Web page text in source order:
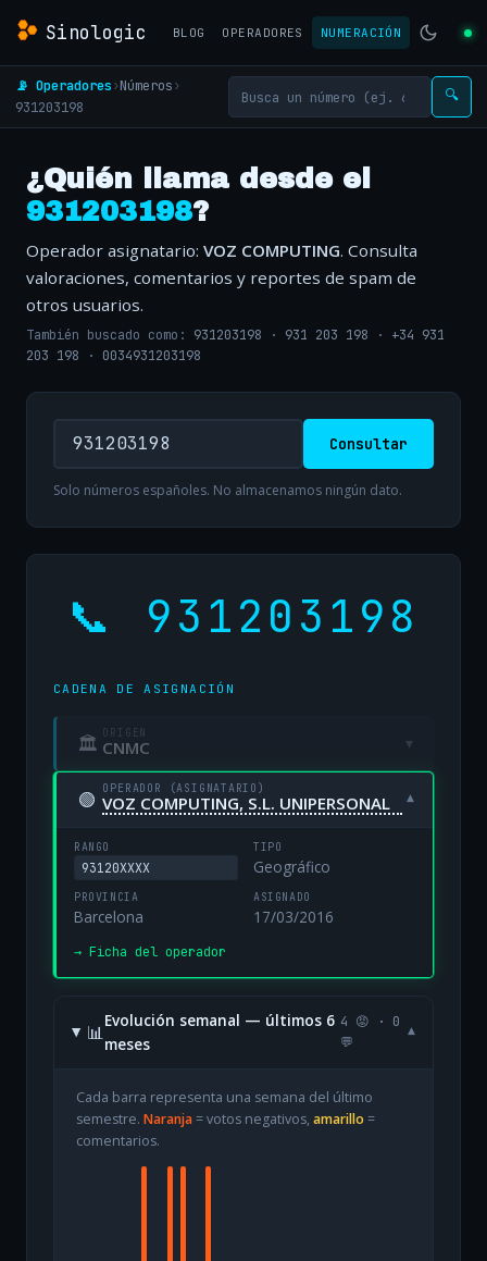
Sinologic BLOG OPERADORES NUMERACIÓN
📡 Operadores›Números›
931203198
🔍
¿Quién llama desde el
931203198?
Operador asignatario: VOZ COMPUTING. Consulta
valoraciones, comentarios y reportes de spam de
otros usuarios.
También buscado como: 931203198 · 931 203 198 · +34 931
203 198 · 0034931203198
Consultar
Solo números españoles. No almacenamos ningún dato.
📞 931203198
CADENA DE ASIGNACIÓN
🏛 ORIGEN
CNMC ▾
🟢 OPERADOR (ASIGNATARIO)
VOZ COMPUTING, S.L. UNIPERSONAL ▾
RANGO
93120XXXX
TIPO
Geográfico
PROVINCIA
Barcelona
ASIGNADO
17/03/2016
→ Ficha del operador
📊
Evolución semanal — últimos 6
meses
4 😡 · 0
💬
▾
Cada barra representa una semana del último
semestre. Naranja= votos negativos, amarillo =
comentarios.